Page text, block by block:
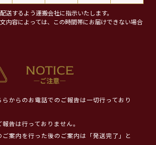
送するよう運搬会社に指示いたします。
内容によっては、この時間帯にお届けできない場合
らからのお電話でのご報告は一切行っており
告は行っておりません。
ご案内を行った後のご案内は「発送完了」と